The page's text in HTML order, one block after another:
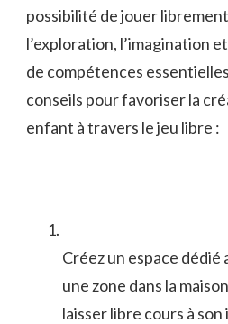
possibilité de jouer
l’exploration,‌ l’imagination
de⁤ compétences
‌conseils pour favoriser la‌
enfant⁣ à travers⁢ le jeu ⁤libre :
Créez un espace dédié
une⁢ zone dans ‌la
laisser libre ‌cours à